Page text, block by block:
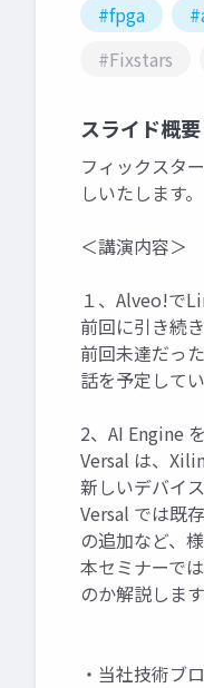
#fpga
#Fixstars
スライド概要
フィックスタ
しいたします。
＜講演内容＞
１、Alveo!で
前回に引き続
前回未達だっ
話を予定してい
2、AI Engine
Versal は、
新しいデバイ
Versal では既
の追加など、
本セミナーで
のか解説します
・当社技術ブ